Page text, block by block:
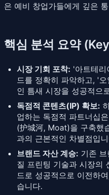
은 예비 창업가들에게 깊은
핵심 분석 요약
시장 기회 포착: '아트테
드를 정확히 파악하고, '
인 틈새 시장을 성공적으
독점적 콘텐츠(IP) 확보:
업하는 독점적 파트너십
(护城河, Moat)을 구축했
과의 근본적인 차별점입
브랜드 자산 계승: 기존
질 프린팅 기술과 시장의
드로 성공적으로 이전하
습니다.